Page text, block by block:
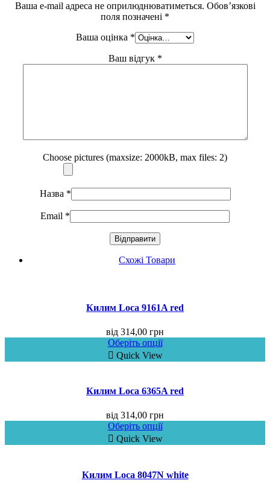
Ваша e-mail адреса не оприлюднюватиметься. Обов’язкові
поля позначені *
Ваша оцінка *
Ваш відгук *
Choose pictures (maxsize: 2000kB, max files: 2)
Назва *
Email *
Схожі Товари
Килим Loca 9161A red
від 314,00 грн
Оберіть опції
Quick View
Килим Loca 6365A red
від 314,00 грн
Оберіть опції
Quick View
Килим Loca 8047N white